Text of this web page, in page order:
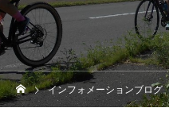
インフォメーションブログ